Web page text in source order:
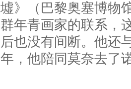
墟》（巴黎奥塞博物
群年青画家的联系，
后也没有间断。他还
年，他陪同莫奈去了